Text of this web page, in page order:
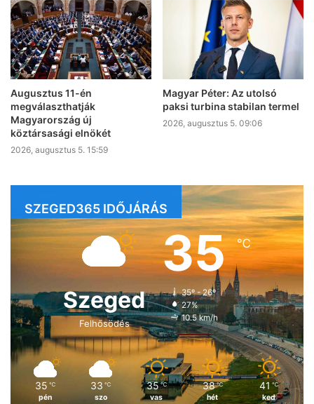
Augusztus 11-én
megválaszthatják
Magyarország új
köztársasági elnökét
2026, augusztus 5. 15:59
Magyar Péter: Az utolsó
paksi turbina stabilan termel
2026, augusztus 5. 09:06
SZEGED365 IDŐJÁRÁS
Szeged
Felhősödés
35℃
35º - 26º
27%
10.5 km/h
35 ℃
pén
33 ℃
szo
35 ℃
vas
38 ℃
hét
41 ℃
ked